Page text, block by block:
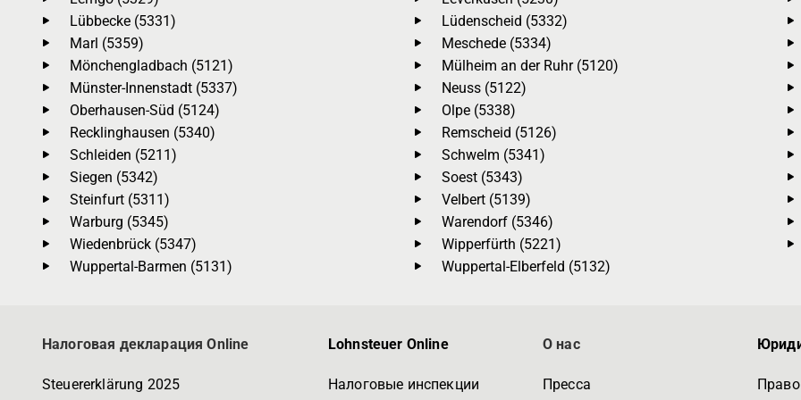
Lübbecke (5331)
Lüdenscheid (5332)
Marl (5359)
Meschede (5334)
Mönchengladbach (5121)
Mülheim an der Ruhr (5120)
Münster-Innenstadt (5337)
Neuss (5122)
Oberhausen-Süd (5124)
Olpe (5338)
Recklinghausen (5340)
Remscheid (5126)
Schleiden (5211)
Schwelm (5341)
Siegen (5342)
Soest (5343)
Steinfurt (5311)
Velbert (5139)
Warburg (5345)
Warendorf (5346)
Wiedenbrück (5347)
Wipperfürth (5221)
Wuppertal-Barmen (5131)
Wuppertal-Elberfeld (5132)
Налоговая декларация Online
Steuererklärung 2025
Lohnsteuer Online
Налоговые инспекции
О нас
Пресса